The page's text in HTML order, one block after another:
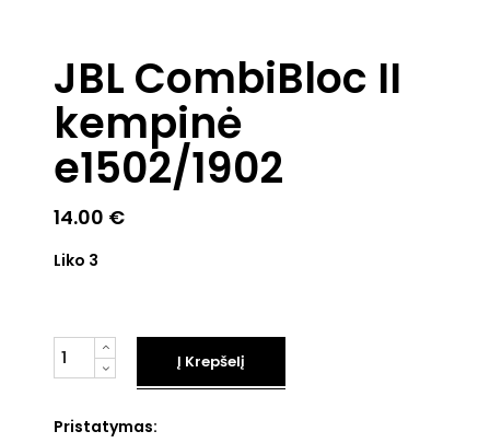
JBL CombiBloc II
kempinė
e1502/1902
14.00 €
Liko 3
Kiekis
Į Krepšelį
Pristatymas: